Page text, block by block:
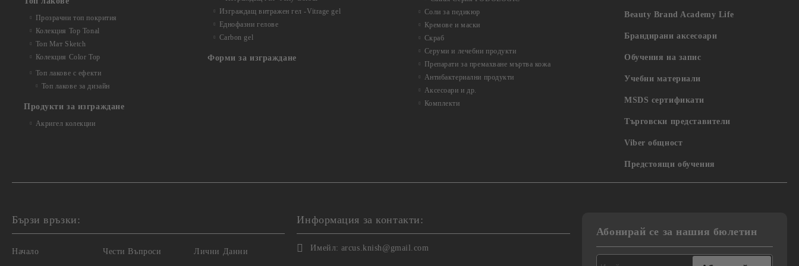
Прозрачни топ покрития
Колекция Top Tonal
Топ Мат Sketch
Колекция Color Top
Топ лакове с ефекти
Топ лакове за дизайн
Продукти за изграждане
Акригел колекции
Изграждащ витражен гел -Vitrage gel
Еднофазни гелове
Carbon gel
Форми за изграждане
Соли за педикюр
Кремове и маски
Скраб
Серуми и лечебни продукти
Препарати за премахване мъртва кожа
Антибактериални продукти
Аксесоари и др.
Комплекти
Beauty Brand Academy Life
Брандирани аксесоари
Обучения на запис
Учебни материали
MSDS сертификати
Търговски представители
Viber общност
Предстоящи обучения
Бързи връзки:
Начало Чести Въпроси Лични Данни
Информация за контакти:
Имейл: arcus.knish@gmail.com
Абонирай се за нашия бюлетин